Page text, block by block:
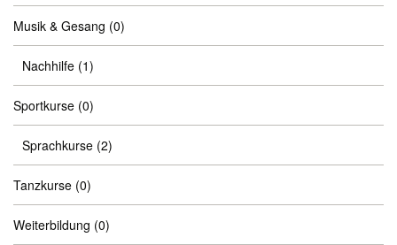
Musik & Gesang (0)
Nachhilfe (1)
Sportkurse (0)
Sprachkurse (2)
Tanzkurse (0)
Weiterbildung (0)